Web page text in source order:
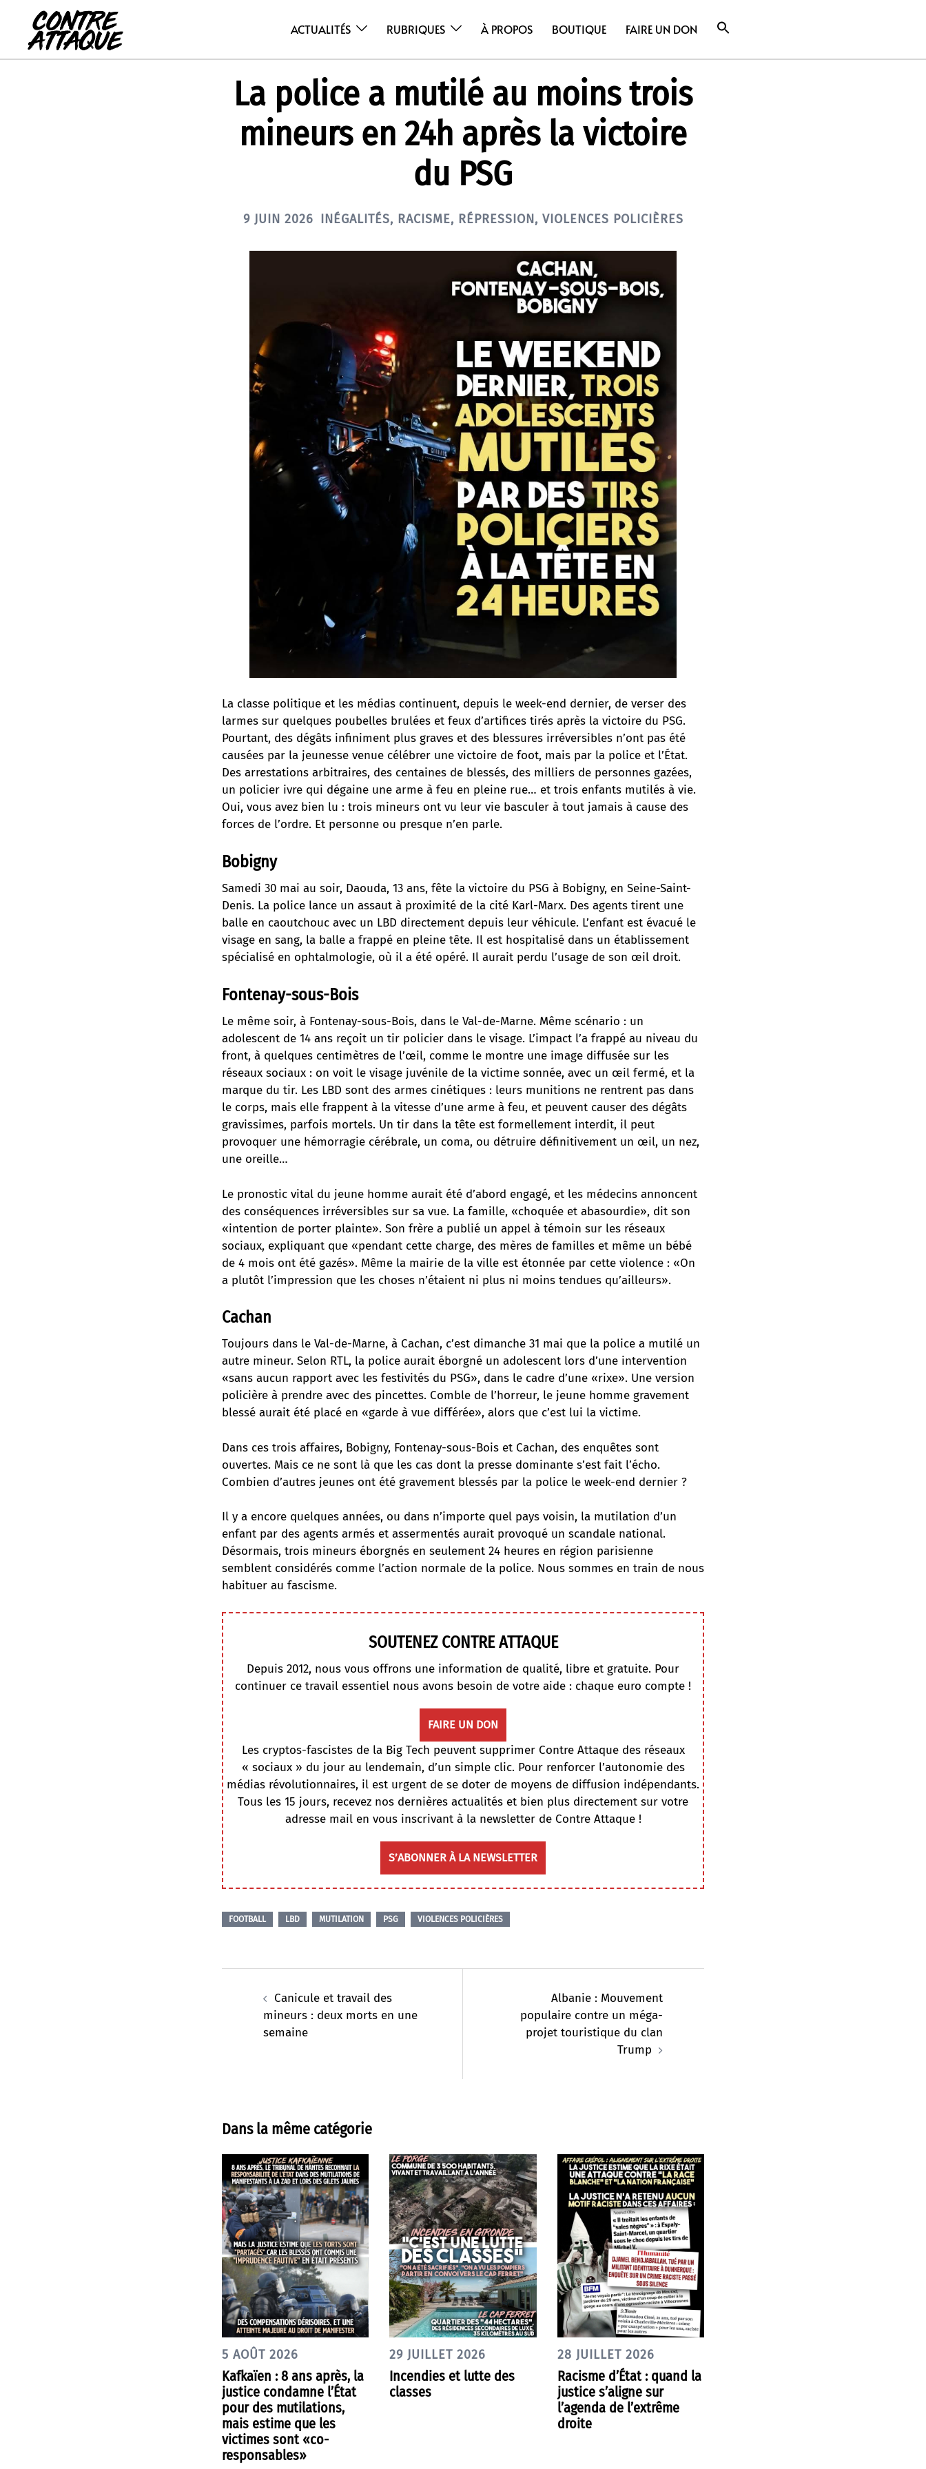
contenu
ACTUALITÉS RUBRIQUES À PROPOS BOUTIQUE FAIRE UN DON
La police a mutilé au moins trois
mineurs en 24h après la victoire
du PSG
9 JUIN 2026 INÉGALITÉS, RACISME, RÉPRESSION, VIOLENCES POLICIÈRES
La classe politique et les médias continuent, depuis le week-end dernier, de verser des
larmes sur quelques poubelles brulées et feux d’artifices tirés après la victoire du PSG.
Pourtant, des dégâts infiniment plus graves et des blessures irréversibles n’ont pas été
causées par la jeunesse venue célébrer une victoire de foot, mais par la police et l’État.
Des arrestations arbitraires, des centaines de blessés, des milliers de personnes gazées,
un policier ivre qui dégaine une arme à feu en pleine rue… et trois enfants mutilés à vie.
Oui, vous avez bien lu : trois mineurs ont vu leur vie basculer à tout jamais à cause des
forces de l’ordre. Et personne ou presque n’en parle.
Bobigny
Samedi 30 mai au soir, Daouda, 13 ans, fête la victoire du PSG à Bobigny, en Seine-Saint-
Denis. La police lance un assaut à proximité de la cité Karl-Marx. Des agents tirent une
balle en caoutchouc avec un LBD directement depuis leur véhicule. L’enfant est évacué le
visage en sang, la balle a frappé en pleine tête. Il est hospitalisé dans un établissement
spécialisé en ophtalmologie, où il a été opéré. Il aurait perdu l’usage de son œil droit.
Fontenay-sous-Bois
Le même soir, à Fontenay-sous-Bois, dans le Val-de-Marne. Même scénario : un
adolescent de 14 ans reçoit un tir policier dans le visage. L’impact l’a frappé au niveau du
front, à quelques centimètres de l’œil, comme le montre une image diffusée sur les
réseaux sociaux : on voit le visage juvénile de la victime sonnée, avec un œil fermé, et la
marque du tir. Les LBD sont des armes cinétiques : leurs munitions ne rentrent pas dans
le corps, mais elle frappent à la vitesse d’une arme à feu, et peuvent causer des dégâts
gravissimes, parfois mortels. Un tir dans la tête est formellement interdit, il peut
provoquer une hémorragie cérébrale, un coma, ou détruire définitivement un œil, un nez,
une oreille…
Le pronostic vital du jeune homme aurait été d’abord engagé, et les médecins annoncent
des conséquences irréversibles sur sa vue. La famille, «choquée et abasourdie», dit son
«intention de porter plainte». Son frère a publié un appel à témoin sur les réseaux
sociaux, expliquant que «pendant cette charge, des mères de familles et même un bébé
de 4 mois ont été gazés». Même la mairie de la ville est étonnée par cette violence : «On
a plutôt l’impression que les choses n’étaient ni plus ni moins tendues qu’ailleurs».
Cachan
Toujours dans le Val-de-Marne, à Cachan, c’est dimanche 31 mai que la police a mutilé un
autre mineur. Selon RTL, la police aurait éborgné un adolescent lors d’une intervention
«sans aucun rapport avec les festivités du PSG», dans le cadre d’une «rixe». Une version
policière à prendre avec des pincettes. Comble de l’horreur, le jeune homme gravement
blessé aurait été placé en «garde à vue différée», alors que c’est lui la victime.
Dans ces trois affaires, Bobigny, Fontenay-sous-Bois et Cachan, des enquêtes sont
ouvertes. Mais ce ne sont là que les cas dont la presse dominante s’est fait l’écho.
Combien d’autres jeunes ont été gravement blessés par la police le week-end dernier ?
Il y a encore quelques années, ou dans n’importe quel pays voisin, la mutilation d’un
enfant par des agents armés et assermentés aurait provoqué un scandale national.
Désormais, trois mineurs éborgnés en seulement 24 heures en région parisienne
semblent considérés comme l’action normale de la police. Nous sommes en train de nous
habituer au fascisme.
SOUTENEZ CONTRE ATTAQUE
Depuis 2012, nous vous offrons une information de qualité, libre et gratuite. Pour
continuer ce travail essentiel nous avons besoin de votre aide : chaque euro compte !
FAIRE UN DON
Les cryptos-fascistes de la Big Tech peuvent supprimer Contre Attaque des réseaux
« sociaux » du jour au lendemain, d’un simple clic. Pour renforcer l’autonomie des
médias révolutionnaires, il est urgent de se doter de moyens de diffusion indépendants.
Tous les 15 jours, recevez nos dernières actualités et bien plus directement sur votre
adresse mail en vous inscrivant à la newsletter de Contre Attaque !
S’ABONNER À LA NEWSLETTER
FOOTBALL LBD MUTILATION PSG VIOLENCES POLICIÈRES
d’articleCanicule et travail des
mineurs : deux morts en une
semaine
Albanie : Mouvement
populaire contre un méga-
projet touristique du clan
Trump
Dans la même catégorie
5 AOÛT 2026
Kafkaïen : 8 ans après, la
justice condamne l’État
pour des mutilations,
mais estime que les
victimes sont «co-
responsables»
29 JUILLET 2026
Incendies et lutte des
classes
28 JUILLET 2026
Racisme d’État : quand la
justice s’aligne sur
l’agenda de l’extrême
droite